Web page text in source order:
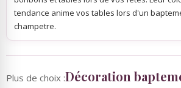
tendance anime vos tables lors d'un
champetre.
Plus de choix :Décoration